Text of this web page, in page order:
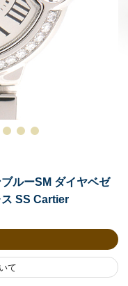
ルーSM ダイヤベゼ
SS Cartier
て